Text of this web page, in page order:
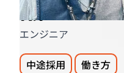
K.T
エンジニア
中途採用 働き方